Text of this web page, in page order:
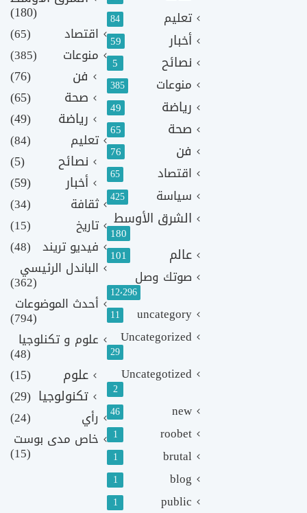
تعليم 84
أخبار 59
نصائح 5
منوعات 385
رياضة 49
صحة 65
فن 76
اقتصاد 65
سياسة 425
الشرق الأوسط
180
عالم 101
صوتك وصل
12٬296
uncategory
11
Uncategorized
29
Uncategotized
2
new
46
roobet
1
brutal
1
blog
1
public
1
(180)
اقتصاد
(65)
منوعات
(385)
فن
(76)
صحة
(65)
رياضة
(49)
تعليم (84)
نصائح
(5)
أخبار
(59)
ثقافة
(34)
تاريخ
(15)
فيديو تريند (48)
الباندل الرئيسي
(362)
أحدث الموضوعات
(794)
علوم و تكنلوجيا
(48)
علوم
(15)
تكنولوجيا (29)
رأي
(24)
خاص مدى بوست
(15)